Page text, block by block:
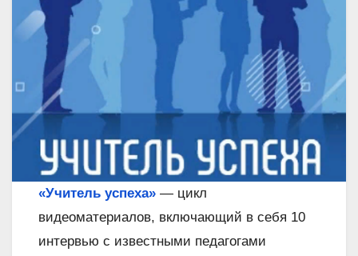
«Учитель успеха» — цикл
видеоматериалов, включающий в себя 10
интервью с известными педагогами